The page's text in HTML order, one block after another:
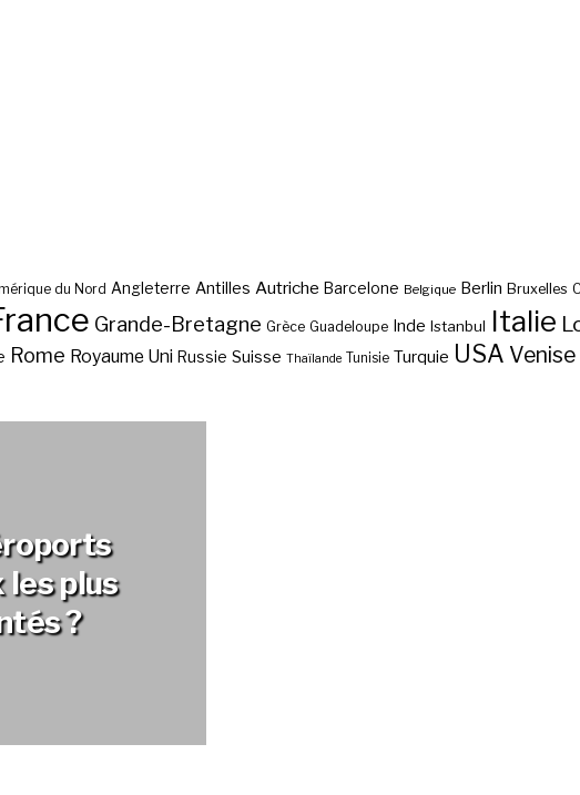
du Nord Angleterre Antilles Autriche Barcelone Belgique Berlin Bruxelles
Grande-Bretagne Grèce Guadeloupe Inde Istanbul Italie
Rome Royaume Uni Russie Suisse Thaïlande Tunisie Turquie USA Venise
les plus
?